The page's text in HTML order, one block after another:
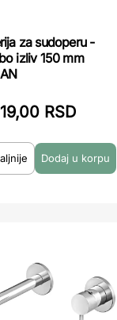
za sudoperu -
izliv 150 mm
RSD